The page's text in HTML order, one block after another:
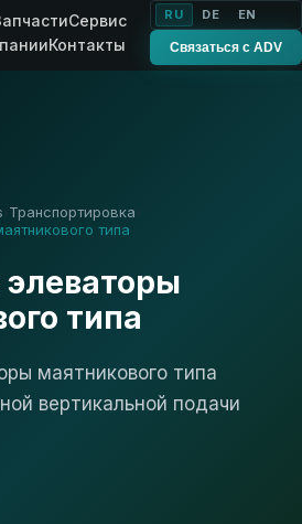
Сервис
Контакты
RU DE EN
Связаться с ADV
Транспортировка
типа
типа
маятникового типа
вертикальной подачи